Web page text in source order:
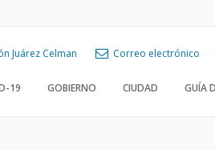
Juárez Celman Correo electrónico
19 GOBIERNO CIUDAD GUÍA